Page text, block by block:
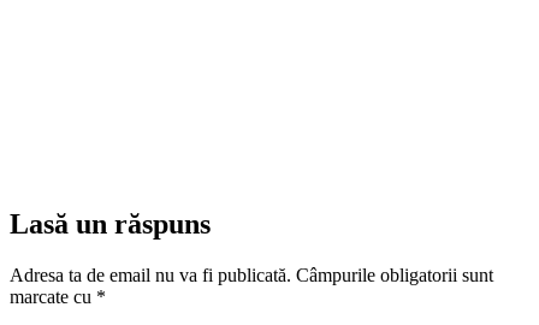
Lasă un răspuns
Adresa ta de email nu va fi publicată. Câmpurile obligatorii sunt
marcate cu *